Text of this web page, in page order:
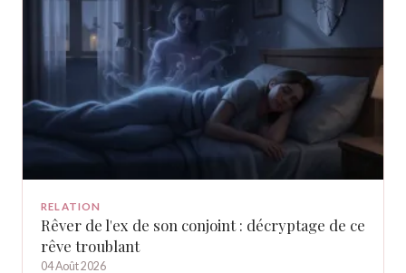
RELATION
Rêver de l'ex de son conjoint : décryptage de ce
rêve troublant
04 Août 2026